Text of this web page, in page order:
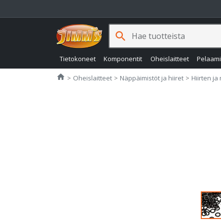
Tietokoneet Komponentit Oheislaitteet
search
home Jimms.fi
Oheislaitteet Näppäimistöt ja hiiret Hiirten ja